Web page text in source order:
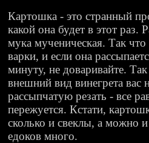
Картошка - это странный
какой она будет в этот раз.
мука мученическая. Так
варки, и если она
минуту, не доваривайте.
внешний вид винегрета вас
рассыпчатую резать - все
пережуется. Кстати,
сколько и свеклы, а можно
едоков много.